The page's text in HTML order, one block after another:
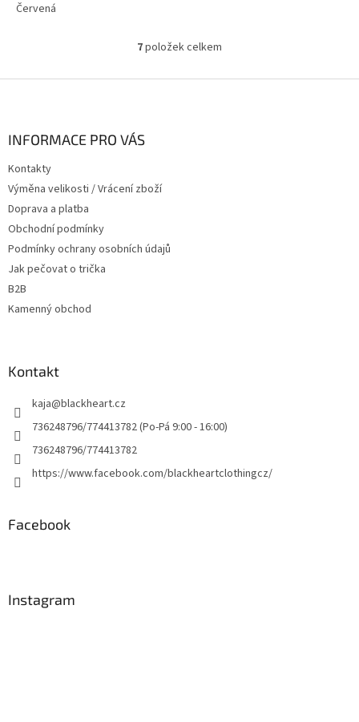
Červená
O
l
7položek celkem
INFORMACE PRO VÁS
Kontakty
Výměna velikosti / Vrácení zboží
Doprava a platba
Obchodní podmínky
Podmínky ochrany osobních údajů
Jak pečovat o trička
B2B
Kamenný obchod
Kontakt
kaja@blackheart.cz
736248796/774413782 (Po-Pá 9:00 - 16:00)
736248796/774413782
https://www.facebook.com/blackheartclothingcz/
Facebook
Instagram